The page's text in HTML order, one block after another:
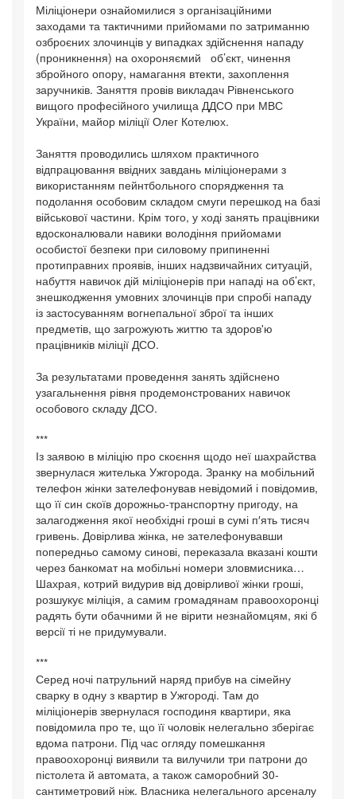
Міліціонери ознайомилися з організаційними
заходами та тактичними прийомами по затриманню
озброєних злочинців у випадках здійснення нападу
(проникнення) на охороняємий об’єкт, чинення
збройного опору, намагання втекти, захоплення
заручників. Заняття провів викладач Рівненського
вищого професійного училища ДДСО при МВС
України, майор міліції Олег Котелюх.
Заняття проводились шляхом практичного
відпрацювання ввідних завдань міліціонерами з
використанням пейнтбольного спорядження та
подолання особовим складом смуги перешкод на базі
військової частини. Крім того, у ході занять працівники
вдосконалювали навики володіння прийомами
особистої безпеки при силовому припиненні
протиправних проявів, інших надзвичайних ситуацій,
набуття навичок дій міліціонерів при нападі на об’єкт,
знешкодження умовних злочинців при спробі нападу
із застосуванням вогнепальної зброї та інших
предметів, що загрожують життю та здоров'ю
працівників міліції ДСО.
За результатами проведення занять здійснено
узагальнення рівня продемонстрованих навичок
особового складу ДСО.
***
Із заявою в міліцію про скоєння щодо неї шахрайства
звернулася жителька Ужгорода. Зранку на мобільний
телефон жінки зателефонував невідомий і повідомив,
що її син скоїв дорожньо-транспортну пригоду, на
залагодження якої необхідні гроші в сумі п′ять тисяч
гривень. Довірлива жінка, не зателефонувавши
попередньо самому синові, переказала вказані кошти
через банкомат на мобільні номери зловмисника…
Шахрая, котрий видурив від довірливої жінки гроші,
розшукує міліція, а самим громадянам правоохоронці
радять бути обачними й не вірити незнайомцям, які б
версії ті не придумували.
***
Серед ночі патрульний наряд прибув на сімейну
сварку в одну з квартир в Ужгороді. Там до
міліціонерів звернулася господиня квартири, яка
повідомила про те, що її чоловік нелегально зберігає
вдома патрони. Під час огляду помешкання
правоохоронці виявили та вилучили три патрони до
пістолета й автомата, а також саморобний 30-
сантиметровий ніж. Власника нелегального арсеналу